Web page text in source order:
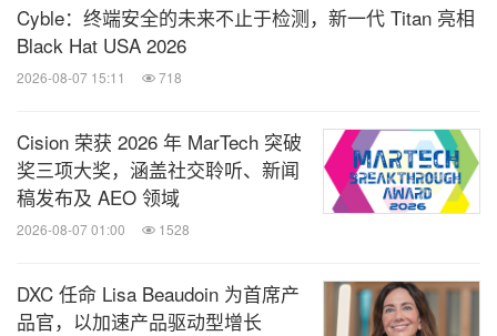
Cyble：终端安全的未来不止于检测，新一代 Titan 亮相
Black Hat USA 2026
2026-08-07 15:11 718
Cision 荣获 2026 年 MarTech 突破
奖三项大奖，涵盖社交聆听、新闻
稿发布及 AEO 领域
2026-08-07 01:00 1528
DXC 任命 Lisa Beaudoin 为首席产
品官，以加速产品驱动型增长